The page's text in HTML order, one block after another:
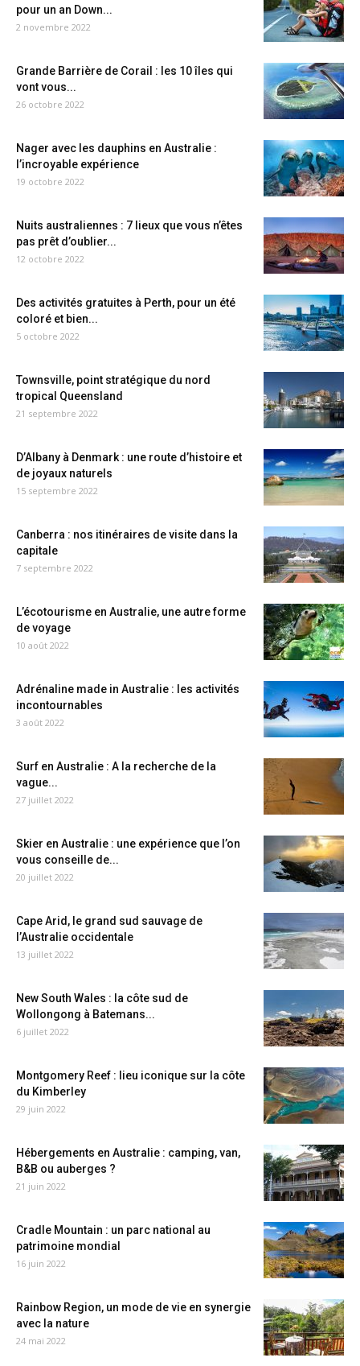
pour un an Down...
2 novembre 2022
Grande Barrière de Corail : les 10 îles qui
vont vous...
26 octobre 2022
Nager avec les dauphins en Australie :
l’incroyable expérience
19 octobre 2022
Nuits australiennes : 7 lieux que vous n’êtes
pas prêt d’oublier...
12 octobre 2022
Des activités gratuites à Perth, pour un été
coloré et bien...
5 octobre 2022
Townsville, point stratégique du nord
tropical Queensland
21 septembre 2022
D’Albany à Denmark : une route d’histoire et
de joyaux naturels
15 septembre 2022
Canberra : nos itinéraires de visite dans la
capitale
7 septembre 2022
L’écotourisme en Australie, une autre forme
de voyage
10 août 2022
Adrénaline made in Australie : les activités
incontournables
3 août 2022
Surf en Australie : A la recherche de la
vague...
27 juillet 2022
Skier en Australie : une expérience que l’on
vous conseille de...
20 juillet 2022
Cape Arid, le grand sud sauvage de
l’Australie occidentale
13 juillet 2022
New South Wales : la côte sud de
Wollongong à Batemans...
6 juillet 2022
Montgomery Reef : lieu iconique sur la côte
du Kimberley
29 juin 2022
Hébergements en Australie : camping, van,
B&B ou auberges ?
21 juin 2022
Cradle Mountain : un parc national au
patrimoine mondial
16 juin 2022
Rainbow Region, un mode de vie en synergie
avec la nature
24 mai 2022